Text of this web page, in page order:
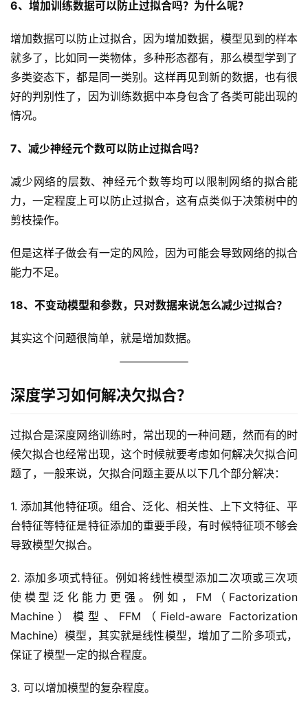
源
问
答
A
工
具
登录 注册
6、增加训练数据可以防止过拟合吗？为什么呢？
增加数据可以防止过拟合，因为增加数据，模型见到的样本
就多了，比如同一类物体，多种形态都有，那么模型学到了
多类姿态下，都是同一类别。这样再见到新的数据，也有很
好的判别性了，因为训练数据中本身包含了各类可能出现的
情况。
7、减少神经元个数可以防止过拟合吗？
减少网络的层数、神经元个数等均可以限制网络的拟合能
力，一定程度上可以防止过拟合，这有点类似于决策树中的
剪枝操作。
但是这样子做会有一定的风险，因为可能会导致网络的拟合
能力不足。
18、不变动模型和参数，只对数据来说怎么减少过拟合？
其实这个问题很简单，就是增加数据。
深度学习如何解决欠拟合？
过拟合是深度网络训练时，常出现的一种问题，然而有的时
候欠拟合也经常出现，这个时候就要考虑如何解决欠拟合问
题了，一般来说，欠拟合问题主要从以下几个部分解决：
1. 添加其他特征项。组合、泛化、相关性、上下文特征、平
台特征等特征是特征添加的重要手段，有时候特征项不够会
导致模型欠拟合。
2. 添加多项式特征。例如将线性模型添加二次项或三次项
使模型泛化能力更强。例如，FM（Factorization
Machine）模型、FFM（Field-aware Factorization
Machine）模型，其实就是线性模型，增加了二阶多项式，
保证了模型一定的拟合程度。
3. 可以增加模型的复杂程度。